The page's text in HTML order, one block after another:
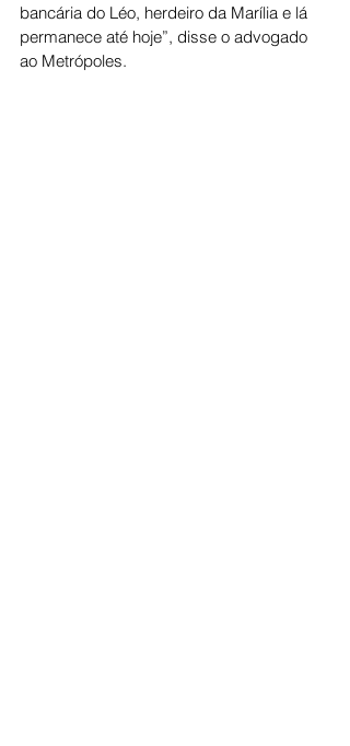
bancária do Léo, herdeiro da Marília e lá
permanece até hoje”, disse o advogado
ao Metrópoles.